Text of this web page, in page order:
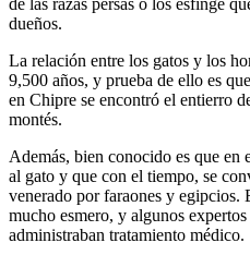
dueños.
La relación entre los gatos y los
9,500 años, y prueba de ello es
en Chipre se encontró el entierro
montés.
Además, bien conocido es que en
al gato y que con el tiempo, se
venerado por faraones y egipcios.
mucho esmero, y algunos
administraban tratamiento médico.